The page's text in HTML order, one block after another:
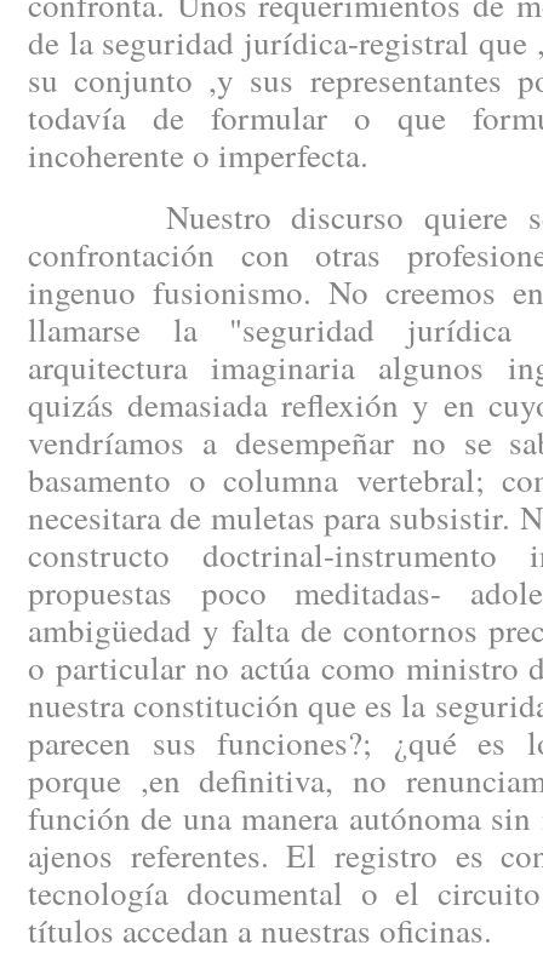
de la seguridad jurídica-registral que
su conjunto ,y sus representantes
todavía de formular o que
incoherente o imperfecta.
Nuestro discurso quiere
confrontación con otras
ingenuo fusionismo. No creemos
llamarse la "seguridad jurídica
arquitectura imaginaria algunos
quizás demasiada reflexión y en
vendríamos a desempeñar no se
basamento o columna vertebral;
necesitara de muletas para subsistir.
constructo doctrinal-instrumento
propuestas poco meditadas-
ambigüedad y falta de contornos
o particular no actúa como ministro
nuestra constitución que es la
parecen sus funciones?; ¿qué
porque ,en definitiva, no
función de una manera autónoma
ajenos referentes. El registro es
tecnología documental o el
títulos accedan a nuestras oficinas.